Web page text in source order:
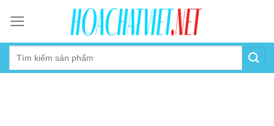
content